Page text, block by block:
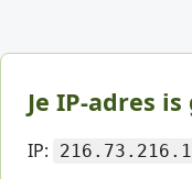
Je IP-adres
IP: